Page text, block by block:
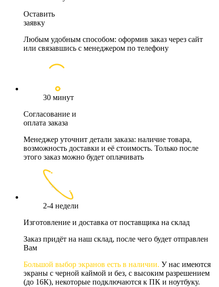
Оставить
заявку
Любым удобным способом: оформив заказ через сайт
или связавшись с менеджером по телефону
30 минут
Согласование и
оплата заказа
Менеджер уточнит детали заказа: наличие товара,
возможность доставки и её стоимость. Только после
этого заказ можно будет оплачивать
2-4 недели
Изготовление и доставка от поставщика на склад
Заказ придёт на наш склад, после чего будет отправлен
Вам
Большой выбор экранов есть в наличии. У нас имеются
экраны с черной каймой и без, с высоким разрешением
(до 16К), некоторые подключаются к ПК и ноутбуку.